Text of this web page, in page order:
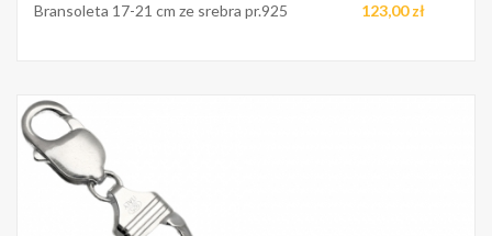
Bransoleta 17-21 cm ze srebra pr.925 123,00 zł